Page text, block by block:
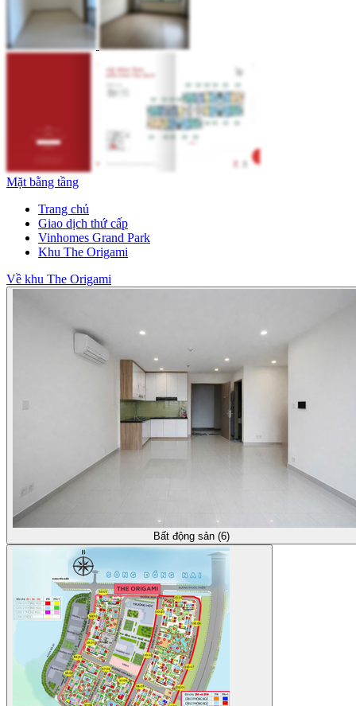
Mặt bằng tầng
Trang chủ
Giao dịch thứ cấp
Vinhomes Grand Park
Khu The Origami
Về khu The Origami
Bất động sản (6)